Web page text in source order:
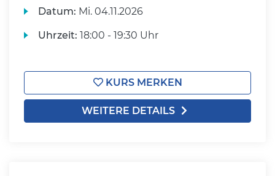
Datum: Mi. 04.11.2026
Uhrzeit: 18:00 - 19:30 Uhr
KURS MERKEN
WEITERE DETAILS